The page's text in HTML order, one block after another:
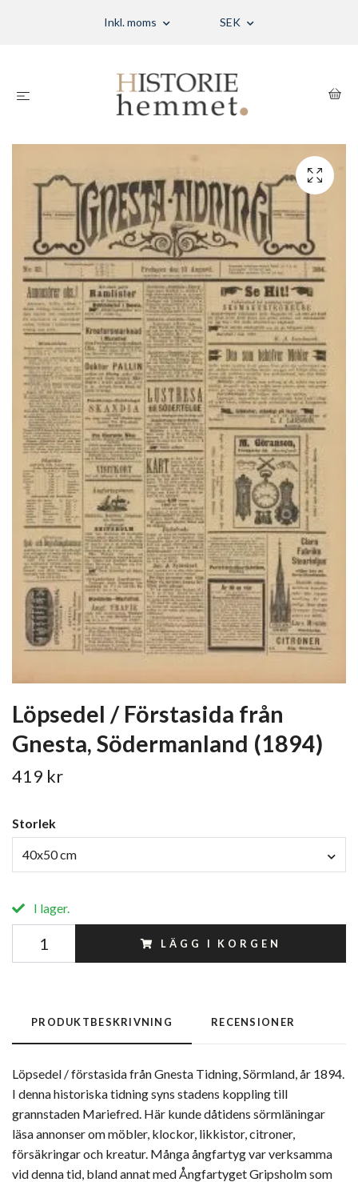
Inkl. moms SEK
Löpsedel / Förstasida från
Gnesta, Södermanland (1894)
419 kr
Storlek
40x50 cm
I lager.
LÄGG I KORGEN
PRODUKTBESKRIVNING RECENSIONER
Löpsedel / förstasida från Gnesta Tidning, Sörmland, år 1894.
I denna historiska tidning syns stadens koppling till
grannstaden Mariefred. Här kunde dåtidens sörmläningar
läsa annonser om möbler, klockor, likkistor, citroner,
försäkringar och kreatur. Många ångfartyg var verksamma
vid denna tid, bland annat med Ångfartyget Gripsholm som